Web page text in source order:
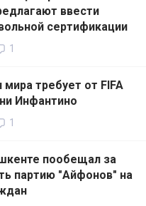
ввести
сертификации
1
мира требует от FIFA
Инфантино
1
пообещал за
партию "Айфонов" на